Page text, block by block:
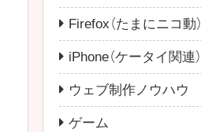
Firefox（たまにニコ動）
iPhone（ケータイ関連）
ウェブ制作ノウハウ
ゲーム